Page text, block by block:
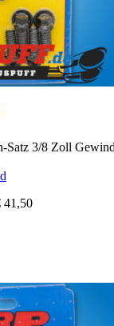
Satz 3/8 Zoll
41,50